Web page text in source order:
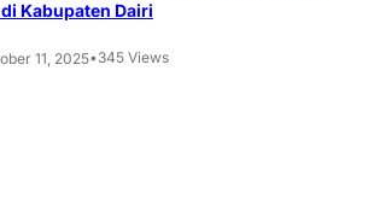
Kabupaten Dairi
11, 2025•345 Views